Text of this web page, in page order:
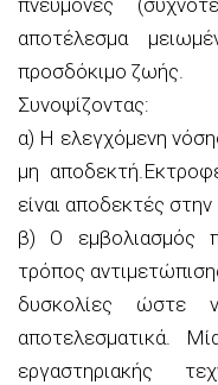
πνεύμονες
αποτέλεσμα
προσδόκιμο ζωής.
Συνοψίζοντας:
α) Η ελεγχόμενη
μη
είναι αποδεκτές
β) Ο εμβολιασμός
τρόπος
δυσκολίες ώστε
αποτελεσματικά.
εργαστηριακής